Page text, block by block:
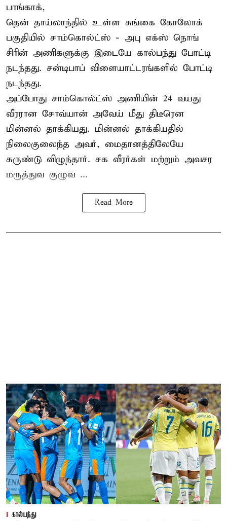
பாங்காக்,
தென் தாய்லாந்தில் உள்ள சுங்கை கோலோக்
பகுதியில் சாம்கொல்ட்ஸ் - அபு எக்ஸ் நொங்
சிரின் அணிகளுக்கு இடையே கால்பந்து போட்டி
நடந்தது. சன்டிபாப் விளையாட்டரங்களில் போட்டி
நடந்தது.
அப்போது சாம்கொல்ட்ஸ் அணியின் 24 வயது
வீரரான சோவ்யான் அவேய் மீது திடீரென
மின்னல் தாக்கியது. மின்னல் தாக்கியதில்
நிலைகுலைந்த அவர், மைதானத்திலேயே
சுருண்டு விழுந்தார். சக வீரர்கள் மற்றும் அவசர
மருத்துவ குழுவ ...
Read More
கால்பந்து